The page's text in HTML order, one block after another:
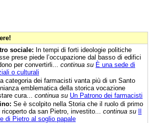
sociale: In tempi di forti ideologie politiche
prese piede l’occupazione dal basso di edifici
per convertirli... continua su È una sede di
o culturali
categoria dei farmacisti vanta più di un Santo
emblematica della storica vocazione
cura... continua su Un Patrono dei farmacisti
Se è scolpito nella Storia che il ruolo di primo
da san Pietro, investito... continua su Il
di Pietro al soglio papale